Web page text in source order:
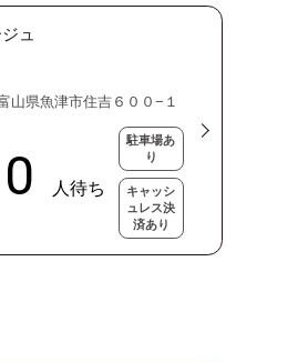
ュ
山県魚津市住吉６００−１
駐車場あ
り
キャッシ
ュレス決
済あり